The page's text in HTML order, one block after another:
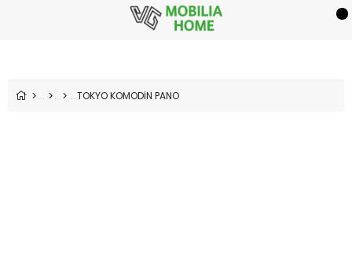
TOKYO KOMODİN PANO